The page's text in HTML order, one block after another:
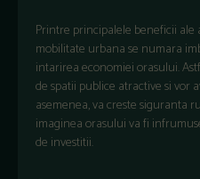
Printre principalele beneficii
mobilitate urbana se numara
intarirea economiei orasului.
de spatii publice atractive si vor
asemenea, va creste siguranta
imaginea orasului va fi
de investitii.